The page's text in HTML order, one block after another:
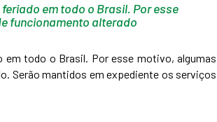
em todo o Brasil. Por esse
funcionamento alterado
em todo o Brasil. Por esse motivo, algumas
Serão mantidos em expediente os serviços